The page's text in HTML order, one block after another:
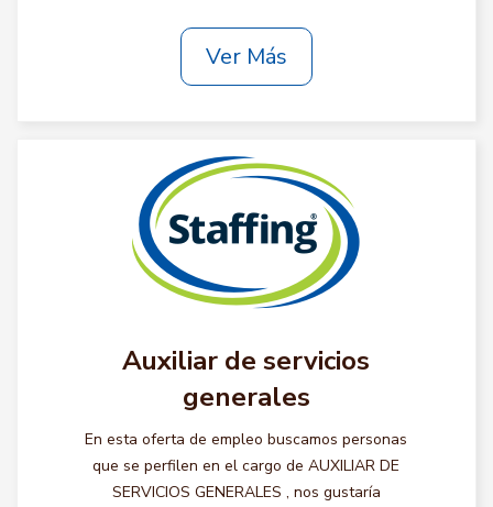
Ver Más
Auxiliar de servicios
generales
En esta oferta de empleo buscamos personas
que se perfilen en el cargo de AUXILIAR DE
SERVICIOS GENERALES , nos gustaría